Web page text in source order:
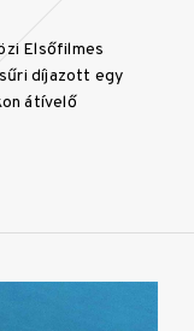
Elsőfilmes
díjazott egy
átívelő